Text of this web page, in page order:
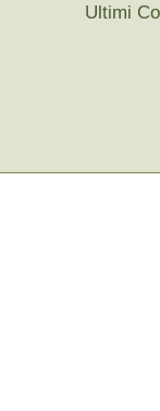
Ultimi